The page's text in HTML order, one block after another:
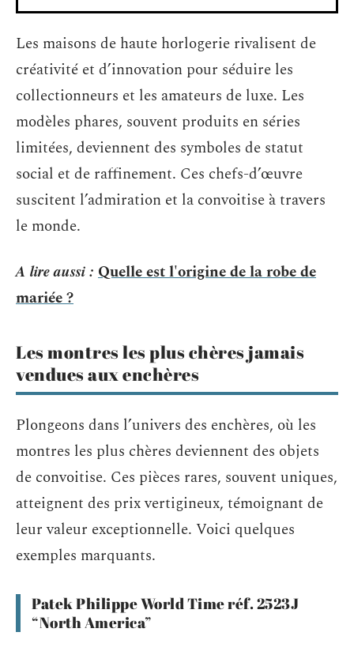
Les maisons de haute horlogerie rivalisent de
créativité et d’innovation pour séduire les
collectionneurs et les amateurs de luxe. Les
modèles phares, souvent produits en séries
limitées, deviennent des symboles de statut
social et de raffinement. Ces chefs-d’œuvre
suscitent l’admiration et la convoitise à travers
le monde.
A lire aussi : Quelle est l'origine de la robe de
mariée ?
Les montres les plus chères jamais
vendues aux enchères
Plongeons dans l’univers des enchères, où les
montres les plus chères deviennent des objets
de convoitise. Ces pièces rares, souvent uniques,
atteignent des prix vertigineux, témoignant de
leur valeur exceptionnelle. Voici quelques
exemples marquants.
Patek Philippe World Time réf. 2523J
“North America”